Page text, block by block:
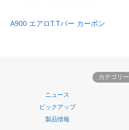
A900 エアロT.Tバー カーボン
カテゴリー
ニュース
ピックアップ
製品情報